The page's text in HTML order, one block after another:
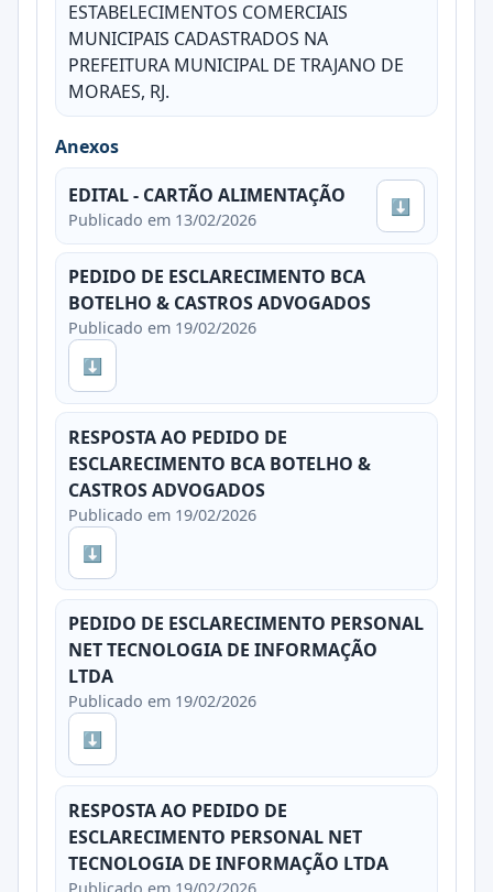
ESTABELECIMENTOS COMERCIAIS
MUNICIPAIS CADASTRADOS NA
PREFEITURA MUNICIPAL DE TRAJANO DE
MORAES, RJ.
Anexos
EDITAL - CARTÃO ALIMENTAÇÃO
Publicado em 13/02/2026
⬇
PEDIDO DE ESCLARECIMENTO BCA
BOTELHO & CASTROS ADVOGADOS
Publicado em 19/02/2026
⬇
RESPOSTA AO PEDIDO DE
ESCLARECIMENTO BCA BOTELHO &
CASTROS ADVOGADOS
Publicado em 19/02/2026
⬇
PEDIDO DE ESCLARECIMENTO PERSONAL
NET TECNOLOGIA DE INFORMAÇÃO
LTDA
Publicado em 19/02/2026
⬇
RESPOSTA AO PEDIDO DE
ESCLARECIMENTO PERSONAL NET
TECNOLOGIA DE INFORMAÇÃO LTDA
Publicado em 19/02/2026